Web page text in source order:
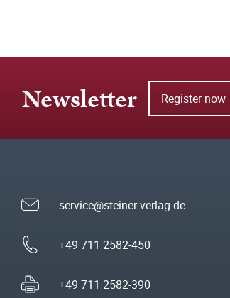
Newsletter Register now
service@steiner-verlag.de
+49 711 2582-450
+49 711 2582-390